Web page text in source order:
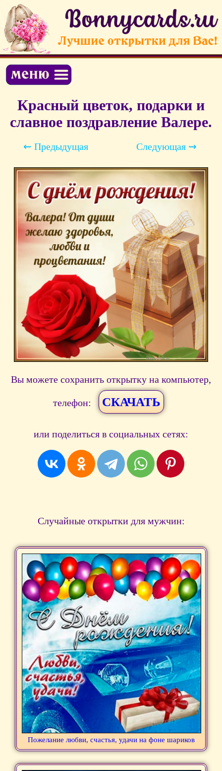
Красный цветок, подарки и
славное поздравление Валере.
⇜ Предыдущая Следующая ⇝
Вы можете сохранить открытку на компьютер,
телефон: СКАЧАТЬ
или поделиться в социальных сетях:
Случайные открытки для мужчин:
Пожелание любви, счастья, удачи на фоне шариков